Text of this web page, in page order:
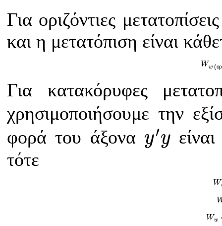
Για οριζόντιες
και η μετατόπιση είναι
Ww (ορ
Ww
Για κατακόρυφες
χρησιμοποιήσουμε την
φορά του άξοναy′y
y′y
τότε
W
Ww
W